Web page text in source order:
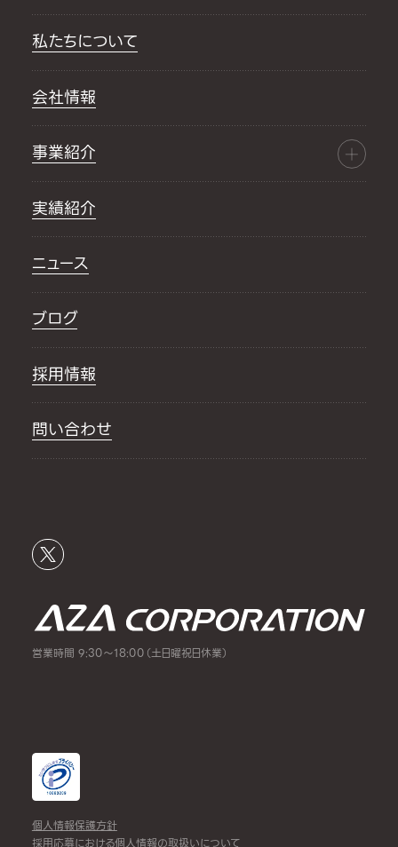
私たちについて
会社情報
事業紹介
実績紹介
ニュース
ブログ
採用情報
問い合わせ
営業時間 9:30～18:00（土日曜祝日休業）
個人情報保護方針
採用応募における個人情報の取扱いについて